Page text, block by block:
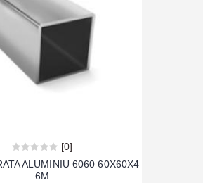
[0]
ALUMINIU 6060 60X60X4
6M